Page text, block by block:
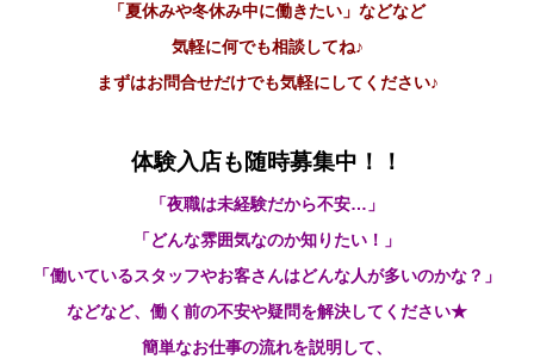
「夏休みや冬休み中に働きたい」などなど
気軽に何でも相談してね♪
まずはお問合せだけでも気軽にしてください♪
体験入店も随時募集中！！
「夜職は未経験だから不安…」
「どんな雰囲気なのか知りたい！」
「働いているスタッフやお客さんはどんな人が多いのかな？」
などなど、働く前の不安や疑問を解決してください★
簡単なお仕事の流れを説明して、